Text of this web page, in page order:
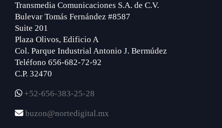
Transmedia Comunicaciones S.A. de C.V.
Bulevar Tomás Fernández #8587
Suite 201
Plaza Olivos, Edificio A
Col. Parque Industrial Antonio J. Bermúdez
Teléfono 656-682-72-92
C.P. 32470
+52-656-383-25-28
buzon@nortedigital.mx